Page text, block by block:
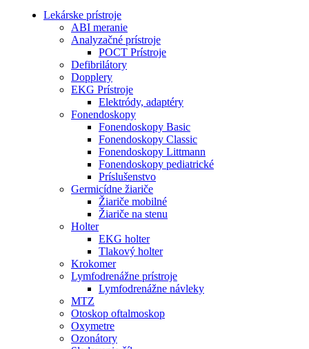
Lekárske prístroje
ABI meranie
Analyzačné prístroje
POCT Prístroje
Defibrilátory
Dopplery
EKG Prístroje
Elektródy, adaptéry
Fonendoskopy
Fonendoskopy Basic
Fonendoskopy Classic
Fonendoskopy Littmann
Fonendoskopy pediatrické
Príslušenstvo
Germicídne žiariče
Žiariče mobilné
Žiariče na stenu
Holter
EKG holter
Tlakový holter
Krokomer
Lymfodrenážne prístroje
Lymfodrenážne návleky
MTZ
Otoskop oftalmoskop
Oxymetre
Ozonátory